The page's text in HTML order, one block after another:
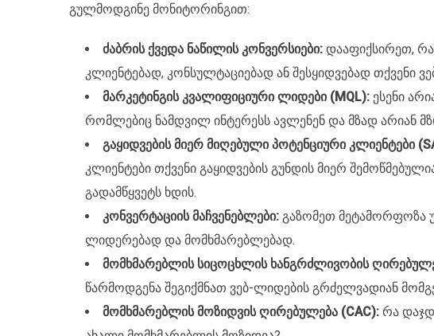
გულმოდგინე მონიტორინგით:
ძაბრის ქვედა ნაწილის კონვერსიები: დააფიქსირეთ,
კლიენტებად, კონსულტაციებად ან შესყიდვებად თქვენი
მარკეტინგის კვალიფიციური ლიდები (MQL): ესენი
რომლებიც ნამდვილ ინტერესს ავლენენ და მზად არიან
გაყიდვების მიერ მიღებული პოტენციური კლიენტები
კლიენტები თქვენი გაყიდვების გუნდის მიერ
გადამწყვეტს ხდის.
კონვერტაციის მაჩვენებლები: გაზომეთ მეტამორფოზა
ლიდერებად და მომხმარებლებად.
მომხმარებლის სიცოცხლის ხანგრძლივობის
წარმოდგენა შეგიქმნათ ვებ-ლიდების გრძელვადიან
მომხმარებლის მოზიდვის ღირებულება (CAC): რა